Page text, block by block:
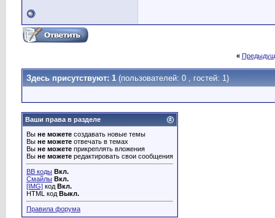
«
Здесь присутствуют: 1 (пользователей: 0 , гостей: 1)
Ваши права в разделе
Вы не можете создавать новые темы
Вы не можете отвечать в темах
Вы не можете прикреплять вложения
Вы не можете редактировать свои сообщения
BB коды Вкл.
Смайлы Вкл.
[IMG] код Вкл.
HTML код Выкл.
Правила форума